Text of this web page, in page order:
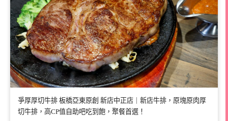
爭厚厚切牛排 板橋亞東原創 新店中正店｜新店牛排，原塊原肉厚
切牛排，高CP值自助吧吃到飽，聚餐首選！